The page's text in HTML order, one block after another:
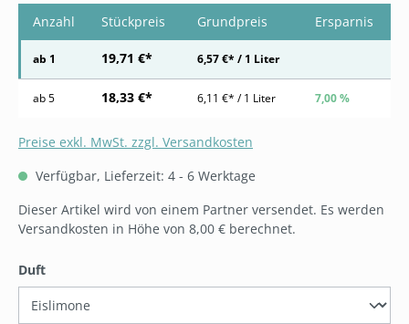
Anzahl Stückpreis Grundpreis Ersparnis
ab 1 19,71 €* 6,57 €* / 1 Liter
ab5 18,33 €* 6,11 €* / 1 Liter 7,00 %
Preise exkl. MwSt. zzgl. Versandkosten
Verfügbar, Lieferzeit: 4 - 6 Werktage
Dieser Artikel wird von einem Partner versendet. Es werden
Versandkosten in Höhe von 8,00 € berechnet.
Duftauswählen